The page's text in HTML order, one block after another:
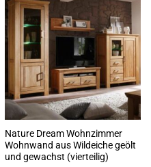
Nature Dream Wohnzimmer
Wohnwand aus Wildeiche geölt
und gewachst (vierteilig)